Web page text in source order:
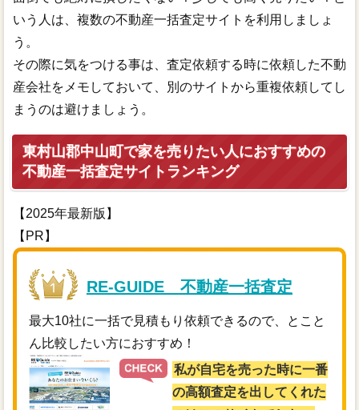
いう人は、複数の不動産一括査定サイトを利用しましょ
う。
その際に気をつける事は、査定依頼する時に依頼した不動
産会社をメモしておいて、別のサイトから重複依頼してし
まうのは避けましょう。
東村山郡中山町で家を売りたい人におすすめの
不動産一括査定サイトランキング
【2025年最新版】
【PR】
RE-GUIDE 不動産一括査定
最大10社に一括で見積もり依頼できるので、とこと
ん比較したい方におすすめ！
私が自宅を売った時に一番
の高額査定を出してくれた